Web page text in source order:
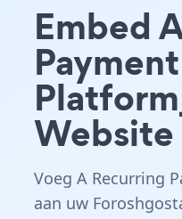
Embed
Payment
Website
Voeg A Recurring
aan uw